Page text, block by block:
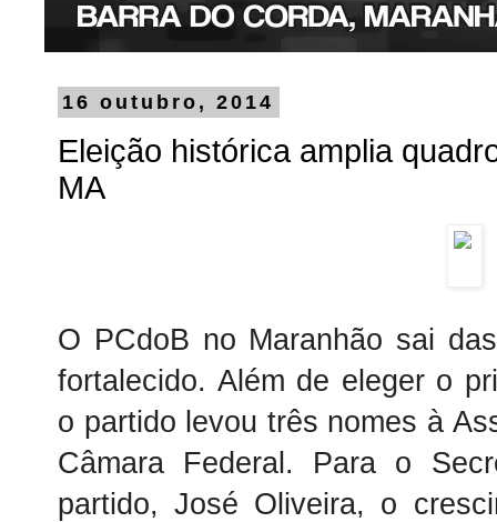
16 outubro, 2014
Eleição histórica amplia
MA
O PCdoB no Maranhão sai
fortalecido. Além de eleger o
o partido levou três nomes à
Câmara Federal. Para o
partido, José Oliveira, o